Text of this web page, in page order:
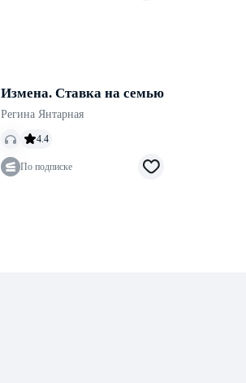
Измена. Ставка на семью
Регина Янтарная
4.4
По подписке